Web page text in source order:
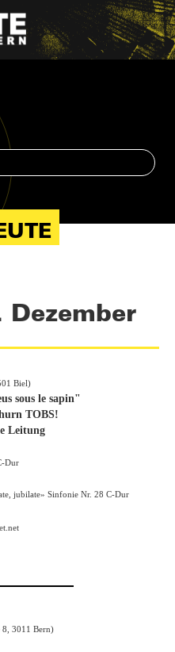
Biel)
sous le sapin"
TOBS!
Leitung
Dur
jubilate» Sinfonie Nr. 28 C-Dur
8, 3011 Bern)